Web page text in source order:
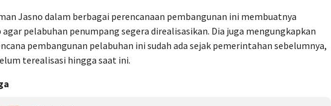
Jasno dalam berbagai perencanaan pembangunan ini membuatnya
agar pelabuhan penumpang segera direalisasikan. Dia juga mengungkapkan
pembangunan pelabuhan ini sudah ada sejak pemerintahan sebelumnya,
terealisasi hingga saat ini.